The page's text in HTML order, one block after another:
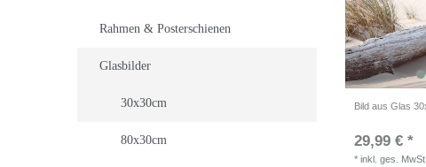
Rahmen & Posterschienen
Glasbilder
30x30cm
80x30cm 29,99 € *
*inkl. ges. MwSt.